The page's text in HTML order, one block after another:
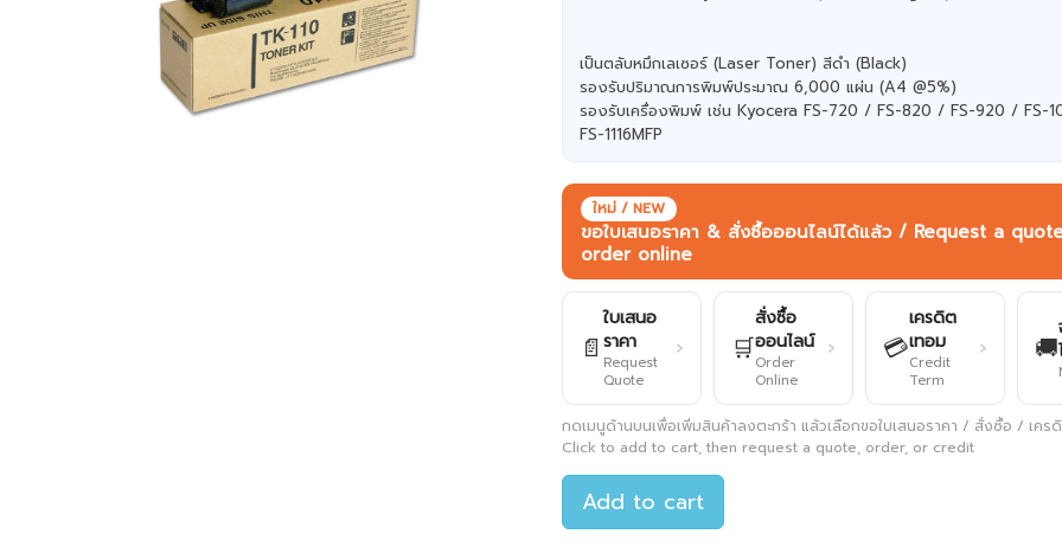
เป็นตลับหมึกเลเซอร์ (Laser Toner) สีดำ (Black)
รองรับปริมาณการพิมพ์ประมาณ 6,000 แผ่น (A4 @5%)
รองรับเครื่องพิมพ์ เช่น Kyocera FS-720 / FS-820 / FS-920 / FS-
FS-1116MFP
ใหม่ / NEW
ขอใบเสนอราคา & สั่งซื้อออนไลน์ได้แล้ว / Request a
order online
📄
ใบเสนอ
ราคา
Request
Quote
› 🛒
สั่งซื้อ
ออนไลน์
Order
Online
› 💳
เครดิต
เทอม
Credit
Term
› 🚚
กดเมนูด้านบนเพื่อเพิ่มสินค้าลงตะกร้า แล้วเลือกขอใบเสนอราคา / สั่งซื้อ / เคร
Click to add to cart, then request a quote, order, or credit
Add to cart